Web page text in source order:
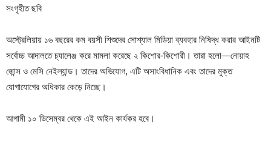
সংগৃহীত ছবি
অস্ট্রেলিয়ায় ১৬ বছরের কম বয়সী শিশুদের সোশ্যাল মিডিয়া ব্যবহার নিষিদ্ধ করার আইনটি
সর্বোচ্চ আদালতে চ্যালেঞ্জ করে মামলা করেছে ২ কিশোর-কিশোরী। তারা হলো—নোয়াহ
জোন্স ও মেসি নেইল্যান্ড। তাদের অভিযোগ, এটি অসাংবিধানিক এবং তাদের মুক্ত
যোগাযোগের অধিকার কেড়ে নিচ্ছে।
আগামী ১০ ডিসেম্বর থেকে এই আইন কার্যকর হবে।